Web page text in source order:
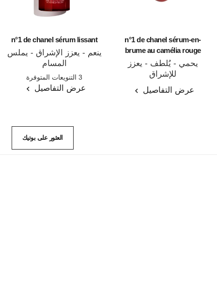
n°1 de chanel sérum-en-
brume au camélia rouge
يحمي - يُلطف - يعزز
للإشراق
عرض التفاصيل
n°1 de chanel sérum lissant
ينعم - يعزز الإشراق - يملس
المسام
3 التنويعات المتوفرة
عرض التفاصيل
العثور على بوتيك